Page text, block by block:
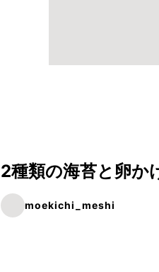
2種類の海苔と卵か
moekichi_meshi